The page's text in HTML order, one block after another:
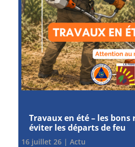
Travaux en été – les bons
éviter les départs de feu
16 juillet 26| Actu